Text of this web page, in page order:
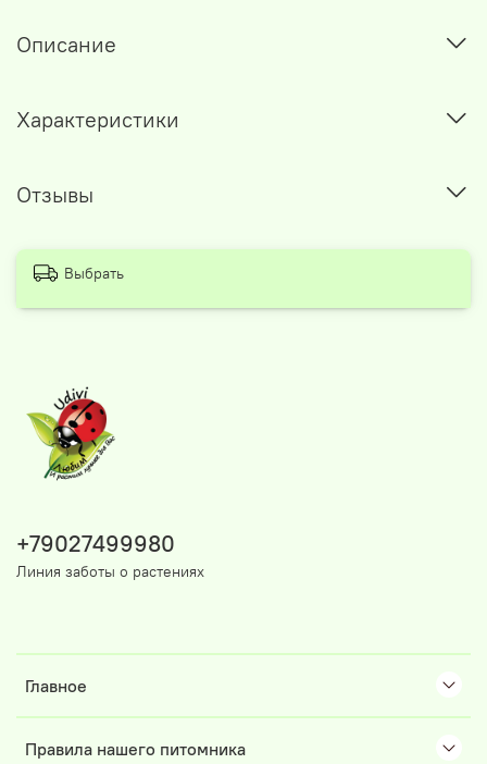
Описание
Характеристики
Отзывы
Выбрать
Главное
Правила нашего питомника
+79027499980
Линия заботы о растениях